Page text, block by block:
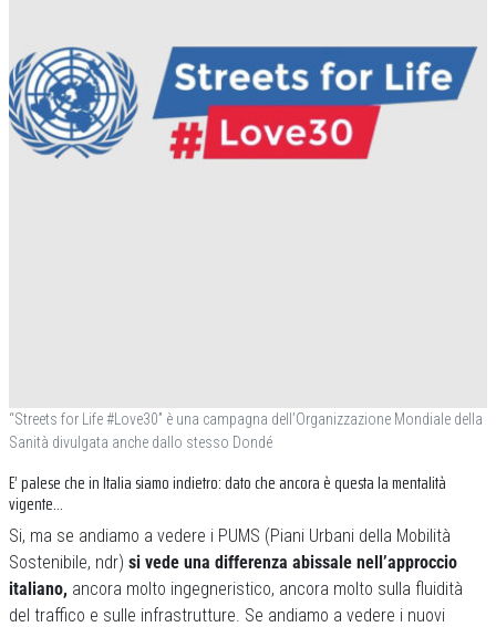
“Streets for Life #Love30” è una campagna dell’Organizzazione Mondiale della
Sanità divulgata anche dallo stesso Dondé
E’ palese che in Italia siamo indietro: dato che ancora è questa la mentalità
vigente…
Si, ma se andiamo a vedere i PUMS (Piani Urbani della Mobilità
Sostenibile, ndr) si vede una differenza abissale nell’approccio
italiano, ancora molto ingegneristico, ancora molto sulla fluidità
del traffico e sulle infrastrutture. Se andiamo a vedere i nuovi